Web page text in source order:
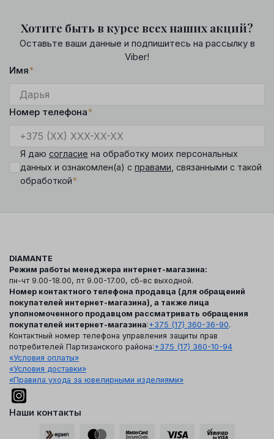
Хотите быть в курсе всех наших акций?
Оставьте ваши данные и подпишитесь на рассылку в
Viber!
Имя*
Номер телефона*
Я даю согласие на обработку моих персональных
данных и ознакомлен(а) с правами , связанными с такой
обработкой*
DIAMANTE
Режим работы менеджера интернет-магазина:
пн-чт 9.00-18.00, пт 9.00-17.00, сб-вс выходной.
Номер контактного телефона продавца (для обращений
покупателей интернет-магазина), а также лица
уполномоченного продавцом рассматривать обращения
покупателей интернет-магазина:+375 (17) 360-36-90.
Контактный номер телефона управления защиты прав
потребителей Партизанского района:+375 (17) 360-10-94
«Условия оплаты»
«Условия доставки»
«Правила ухода за ювелирными изделиями»
Наши контакты